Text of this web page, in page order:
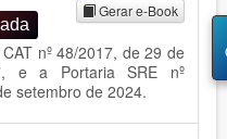
Gerar e-Book
nº 48/2017, de 29 de
e a Portaria SRE nº
setembro de 2024.